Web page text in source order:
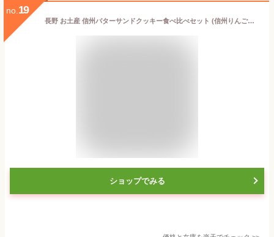
no. 19
長野 お土産 信州バターサンドクッキー食べ比べセット (信州りんご＆バターサンドクッキー 6個入+軽井沢メープルサンドクッキー6個) 信州 お土産 信州芽吹堂 焼菓子 洋菓子 クッキー 食べ比べ 詰め合わせ 軽井沢 A L'AISE ポムカ りんご お菓子 メープル 軽井沢 お土産
ショップでみる